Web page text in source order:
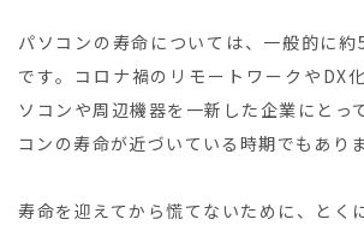
パソコンの寿命については、一般的に
です。コロナ禍のリモートワークやDX
ソコンや周辺機器を一新した企業にとっ
コンの寿命が近づいている時期でもありま
寿命を迎えてから慌てないために、とく